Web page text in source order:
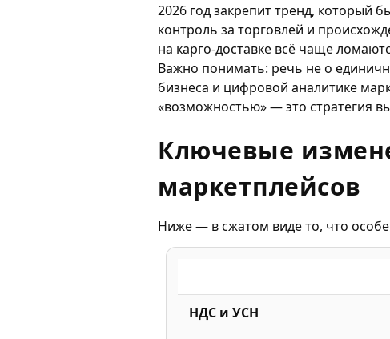
2026 год закрепит тренд, который
контроль за торговлей и
на карго-доставке всё чаще
Важно понимать: речь не о
бизнеса и цифровой аналитике
«возможностью» — это стратегия
Ключевые
маркетплейсов
Ниже — в сжатом виде то, что
НДС и УСН